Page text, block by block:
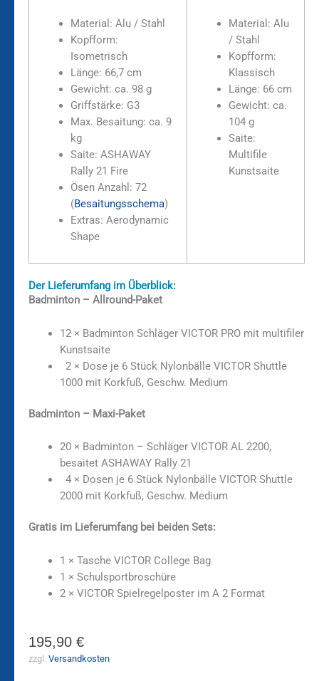
Material: Alu / Stahl
Kopfform:
Isometrisch
Länge: 66,7 cm
Gewicht: ca. 98 g
Griffstärke: G3
Max. Besaitung: ca. 9
kg
Saite: ASHAWAY
Rally 21 Fire
Ösen Anzahl: 72
(Besaitungsschema)
Extras: Aerodynamic
Shape
Material: Alu
/ Stahl
Kopfform:
Klassisch
Länge: 66 cm
Gewicht: ca.
104 g
Saite:
Multifile
Kunstsaite
Der Lieferumfang im Überblick:
Badminton – Allround-Paket
12 × Badminton Schläger VICTOR PRO mit multifiler
Kunstsaite
2 × Dose je 6 Stück Nylonbälle VICTOR Shuttle
1000 mit Korkfuß, Geschw. Medium
Badminton – Maxi-Paket
20 × Badminton – Schläger VICTOR AL 2200,
besaitet ASHAWAY Rally 21
4 × Dosen je 6 Stück Nylonbälle VICTOR Shuttle
2000 mit Korkfuß, Geschw. Medium
Gratis im Lieferumfang bei beiden Sets:
1 × Tasche VICTOR College Bag
1 × Schulsportbroschüre
2 × VICTOR Spielregelposter im A 2 Format
195,90 €
zzgl. Versandkosten